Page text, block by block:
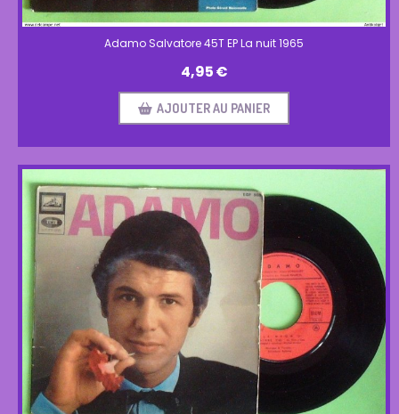
Adamo Salvatore 45T EP La nuit 1965
4,95€
AJOUTER AU PANIER